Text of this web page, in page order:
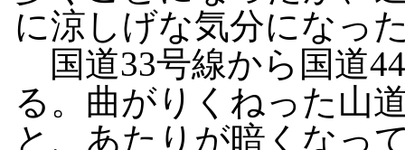
に涼しげな気分になっ
国道33号線から国道
る。曲がりくねった山
と、あたりが暗くなっ